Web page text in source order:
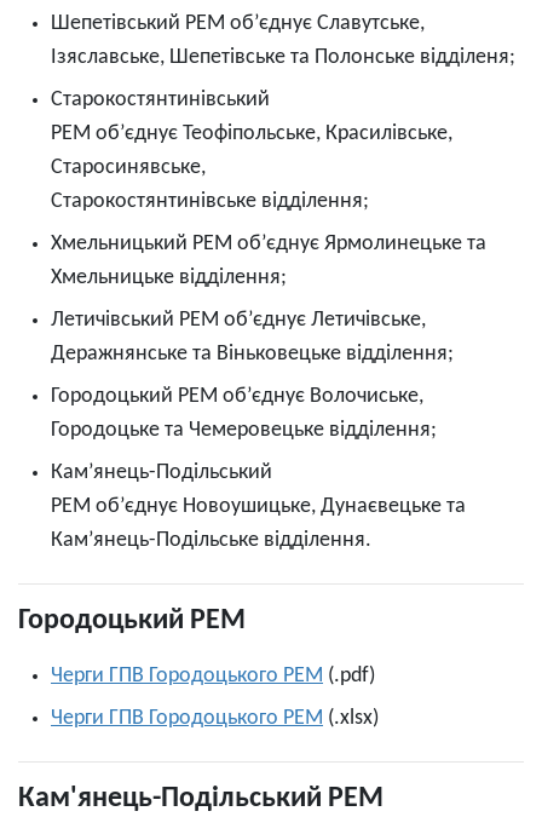
Шепетівський РЕМ об’єднує Славутське,
Ізяславське, Шепетівське та Полонське відділеня;
Старокостянтинівський
РЕМ об’єднує Теофіпольське, Красилівське,
Старосинявське,
Старокостянтинівське відділення;
Хмельницький РЕМ об’єднує Ярмолинецьке та
Хмельницьке відділення;
Летичівський РЕМ об’єднує Летичівське,
Деражнянське та Віньковецьке відділення;
Городоцький РЕМ об’єднує Волочиське,
Городоцьке та Чемеровецьке відділення;
Кам’янець-Подільський
РЕМ об’єднує Новоушицьке, Дунаєвецьке та
Кам’янець-Подільське відділення.
Городоцький РЕМ
Черги ГПВ Городоцького РЕМ (.pdf)
Черги ГПВ Городоцького РЕМ (.xlsx)
Кам'янець-Подільський РЕМ